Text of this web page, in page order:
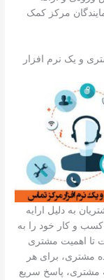
مرکز کمک
و یک نرم افزار
گرفته حدود 47% از مشتریان به دلیل ارایه
و کار خود را به
تا اهمیت مشتری
مشتری، برای هر
مشتری، پاسخ سریع